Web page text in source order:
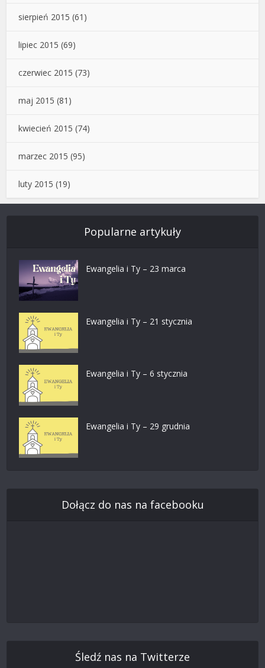
sierpień 2015 (61)
lipiec 2015 (69)
czerwiec 2015 (73)
maj 2015 (81)
kwiecień 2015 (74)
marzec 2015 (95)
luty 2015 (19)
Popularne artykuły
Ewangelia i Ty – 23 marca
Ewangelia i Ty – 21 stycznia
Ewangelia i Ty – 6 stycznia
Ewangelia i Ty – 29 grudnia
Dołącz do nas na facebooku
Śledź nas na Twitterze